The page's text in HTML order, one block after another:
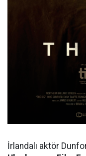
İrlandalı aktör